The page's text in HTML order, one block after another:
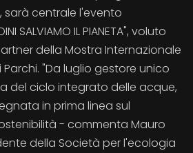
sarà centrale l'evento
SALVIAMO IL PIANETA", voluto
della Mostra Internazionale
"Da luglio gestore unico
del ciclo integrato delle acque,
in prima linea sul
- commenta Mauro
della Società per l'ecologia